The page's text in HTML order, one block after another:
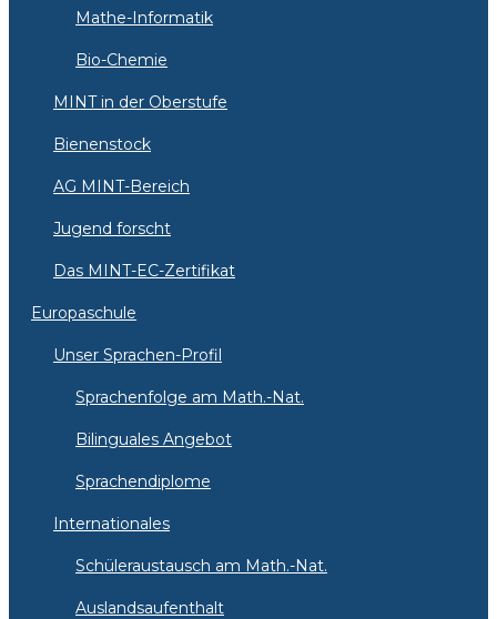
Mathe-Informatik
Bio-Chemie
MINT in der Oberstufe
Bienenstock
AG MINT-Bereich
Jugend forscht
Das MINT-EC-Zertifikat
Europaschule
Unser Sprachen-Profil
Sprachenfolge am Math.-Nat.
Bilinguales Angebot
Sprachendiplome
Internationales
Schüleraustausch am Math.-Nat.
Auslandsaufenthalt